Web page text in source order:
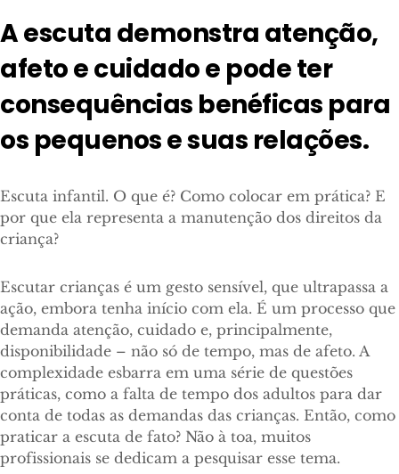
A escuta demonstra atenção,
afeto e cuidado e pode ter
consequências benéficas para
os pequenos e suas relações.
Escuta infantil. O que é? Como colocar em prática? E
por que ela representa a manutenção dos direitos da
criança?
Escutar crianças é um gesto sensível, que ultrapassa a
ação, embora tenha início com ela. É um processo que
demanda atenção, cuidado e, principalmente,
disponibilidade – não só de tempo, mas de afeto. A
complexidade esbarra em uma série de questões
práticas, como a falta de tempo dos adultos para dar
conta de todas as demandas das crianças. Então, como
praticar a escuta de fato? Não à toa, muitos
profissionais se dedicam a pesquisar esse tema.